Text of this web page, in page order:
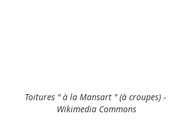
Toitures " à la Mansart " (à croupes) -
Wikimedia Commons